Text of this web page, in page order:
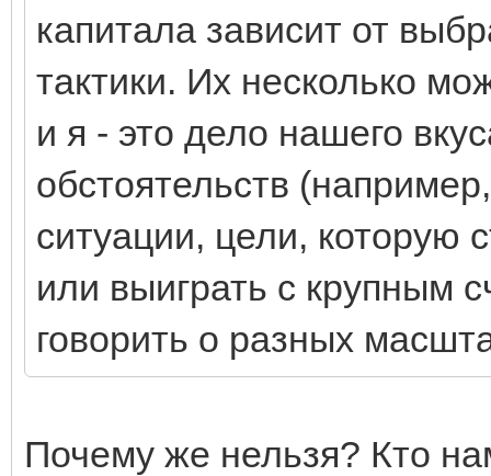
капитала зависит от
тактики. Их несколько
и я - это дело нашего
обстоятельств
ситуации, цели, которую
или выиграть с крупным
говорить о разных
Почему же нельзя? Кто